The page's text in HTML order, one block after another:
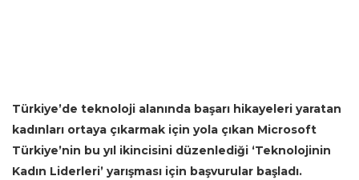
Türkiye’de teknoloji alanında başarı hikayeleri yaratan
kadınları ortaya çıkarmak için yola çıkan Microsoft
Türkiye’nin bu yıl ikincisini düzenlediği ‘Teknolojinin
Kadın Liderleri’ yarışması için başvurular başladı.